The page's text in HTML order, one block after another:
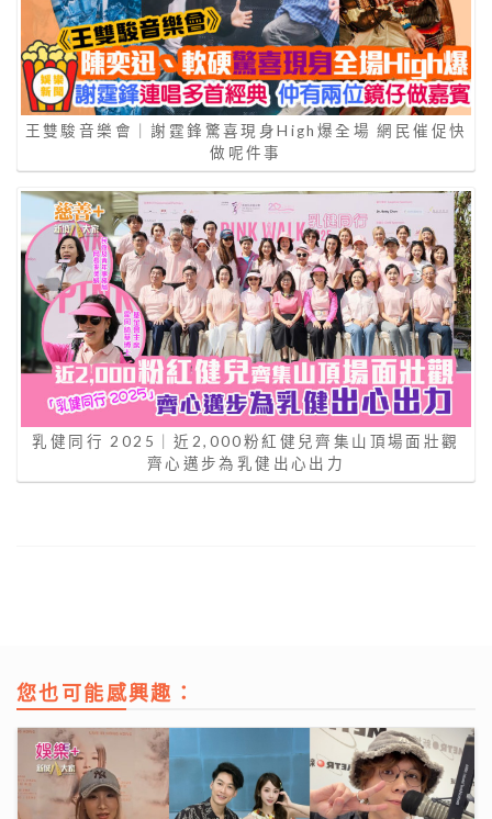
王雙駿音樂會｜謝霆鋒驚喜現身High爆全場 網民催促快
做呢件事
乳健同行 2025｜近2,000粉紅健兒齊集山頂場面壯觀
齊心邁步為乳健出心出力
您也可能感興趣：